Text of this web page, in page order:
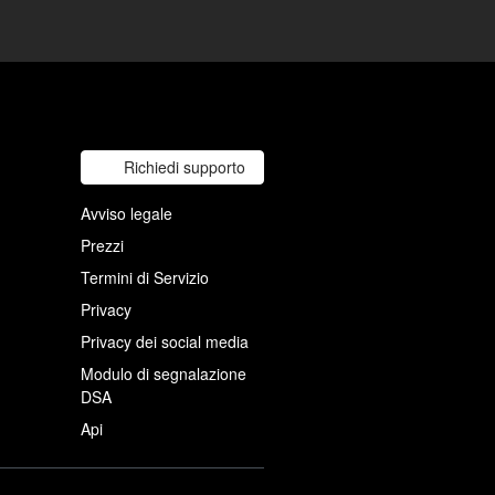
Richiedi supporto
Avviso legale
Prezzi
Termini di Servizio
Privacy
Privacy dei social media
Modulo di segnalazione
DSA
Api